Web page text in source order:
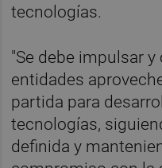
tecnologías.
"Se debe impulsar
entidades
partida para
tecnologías,
definida y